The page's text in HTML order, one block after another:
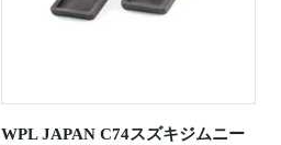
WPL JAPAN C74スズキジムニー